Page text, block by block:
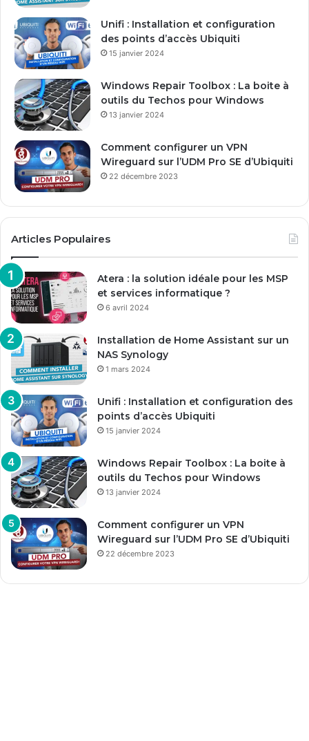
m
a
Unifi : Installation et configuration
des points d’accès Ubiquiti
15 janvier 2024
Windows Repair Toolbox : La boite à
outils du Techos pour Windows
13 janvier 2024
Comment configurer un VPN
Wireguard sur l’UDM Pro SE d’Ubiquiti
22 décembre 2023
Articles Populaires
Atera : la solution idéale pour les MSP
et services informatique ?
6 avril 2024
Installation de Home Assistant sur un
NAS Synology
1 mars 2024
Unifi : Installation et configuration des
points d’accès Ubiquiti
15 janvier 2024
Windows Repair Toolbox : La boite à
outils du Techos pour Windows
13 janvier 2024
Comment configurer un VPN
Wireguard sur l’UDM Pro SE d’Ubiquiti
22 décembre 2023